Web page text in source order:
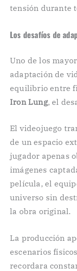
tensión durante
Los desafíos de
Uno de los
adaptación de
equilibrio entre
Iron Lung, el
El videojuego
de un espacio
jugador apenas
imágenes
película, el
universo sin
la obra original.
La producción
escenarios
recordara